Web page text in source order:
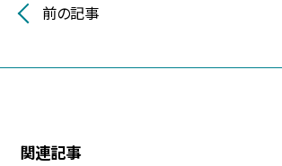
前の記事
関連記事